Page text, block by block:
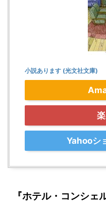
小説あります (光文社文庫)
Yahooシ
『ホテル・コンシェ